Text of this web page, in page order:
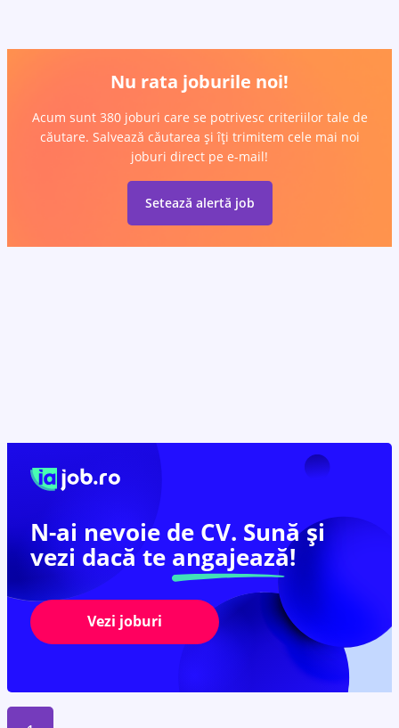
N-ai nevoie de CV. Sună și
vezi dacă te angajează!
Vezi joburi
Nu rata joburile noi!
Acum sunt 380 joburi care se potrivesc criteriilor tale de
căutare. Salvează căutarea și îți trimitem cele mai noi
joburi direct pe e-mail!
Setează alertă job